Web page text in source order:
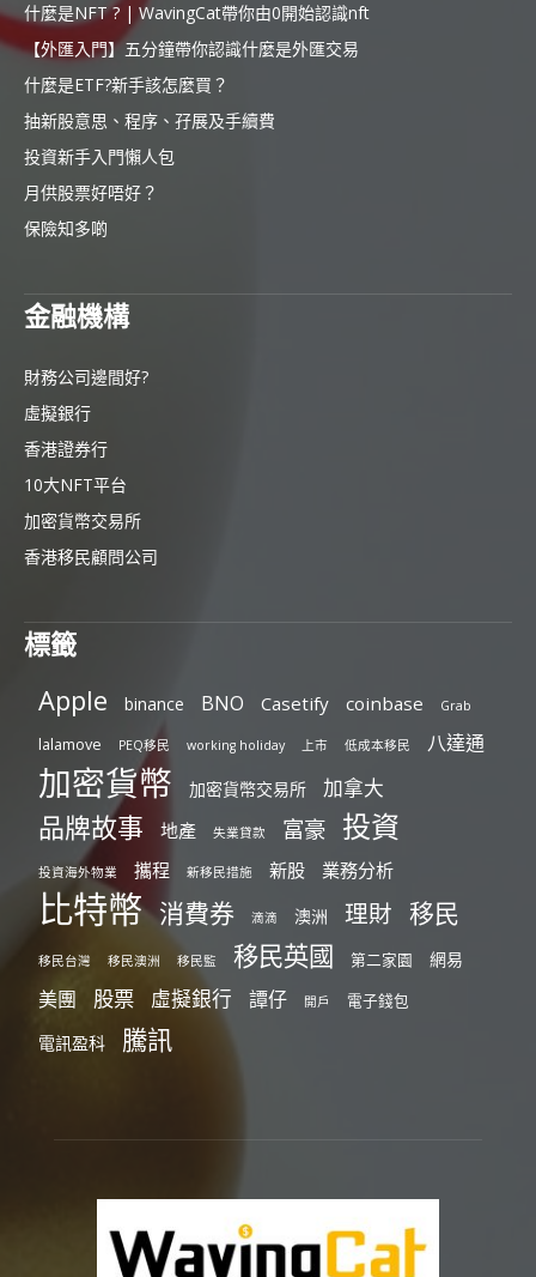
什麼是NFT ? | WavingCat帶你由0開始認識nft
【外匯入門】五分鐘帶你認識什麼是外匯交易
什麼是ETF?新手該怎麼買？
抽新股意思、程序、孖展及手續費
投資新手入門懶人包
月供股票好唔好？
保險知多啲
金融機構
財務公司邊間好?
虛擬銀行
香港證券行
10大NFT平台
加密貨幣交易所
香港移民顧問公司
標籤
Apple binance BNO Casetify coinbase Grab
lalamove PEQ移民 working holiday 上市 低成本移民 八達通
加密貨幣 加密貨幣交易所 加拿大
品牌故事 地產 失業貸款 富豪 投資
投資海外物業 攜程 新移民措施 新股 業務分析
比特幣 消費券 滴滴 澳洲 理財 移民
移民台灣 移民澳洲 移民監 移民英國 第二家園 網易
美團 股票 虛擬銀行 譚仔 開戶 電子錢包
電訊盈科 騰訊